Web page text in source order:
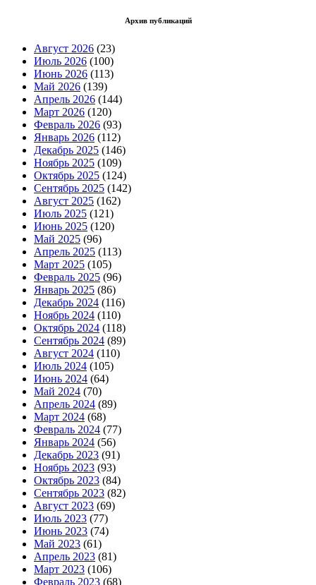
Архив публикаций
Август 2026 (23)
Июль 2026 (100)
Июнь 2026 (113)
Май 2026 (139)
Апрель 2026 (144)
Март 2026 (120)
Февраль 2026 (93)
Январь 2026 (112)
Декабрь 2025 (146)
Ноябрь 2025 (109)
Октябрь 2025 (124)
Сентябрь 2025 (142)
Август 2025 (162)
Июль 2025 (121)
Июнь 2025 (120)
Май 2025 (96)
Апрель 2025 (113)
Март 2025 (105)
Февраль 2025 (96)
Январь 2025 (86)
Декабрь 2024 (116)
Ноябрь 2024 (110)
Октябрь 2024 (118)
Сентябрь 2024 (89)
Август 2024 (110)
Июль 2024 (105)
Июнь 2024 (64)
Май 2024 (70)
Апрель 2024 (89)
Март 2024 (68)
Февраль 2024 (77)
Январь 2024 (56)
Декабрь 2023 (91)
Ноябрь 2023 (93)
Октябрь 2023 (84)
Сентябрь 2023 (82)
Август 2023 (69)
Июль 2023 (77)
Июнь 2023 (74)
Май 2023 (61)
Апрель 2023 (81)
Март 2023 (106)
Февраль 2023 (68)